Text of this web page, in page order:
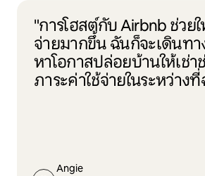
"การโฮสต์กับ Airbnb ช่วย
จ่ายมากขึ้น ฉันก็จะเดินทา
หาโอกาสปล่อยบ้านให้เช่า
ภาระค่าใช้จ่ายในระหว่าง
Angie